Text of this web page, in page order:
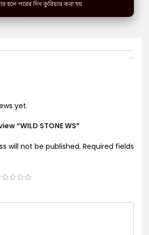
হলে পরের দিন কুরিয়ার করা হয়
yet.
“WILD STONE WS”
will not be published. Required fields